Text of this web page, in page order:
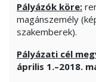
Pályázók köre:
magánszemély
szakemberek).
Pályázati cél
április 1.–2018.